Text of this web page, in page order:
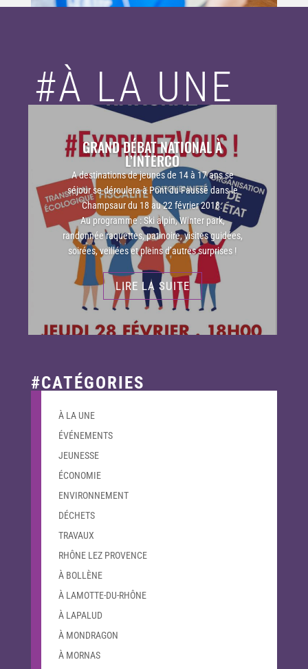
#À LA UNE
GRAND DÉBAT NATIONAL À
L’INTERCO
A destinations de jeunes de 14 à 17 ans se
séjour se déroulera à Pont du Faussé dans le
Champsaur du 18 au 22 février 2018.
Au programme : Ski alpin, Winter park,
randonnée raquettes, patinoire, visites guidées,
soirées, veillées et pleins d’autres surprises !
LIRE LA SUITE
#CATÉGORIES
À LA UNE
ÉVÉNEMENTS
JEUNESSE
ÉCONOMIE
ENVIRONNEMENT
DÉCHETS
TRAVAUX
RHÔNE LEZ PROVENCE
À BOLLÈNE
À LAMOTTE-DU-RHÔNE
À LAPALUD
À MONDRAGON
À MORNAS